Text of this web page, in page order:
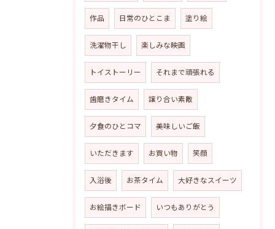
作品 日常のひとこま 塗り絵
洗濯物干し 楽しみな映画
トイストーリー それまで頑張れる
歯磨きタイム 譲り合い素敵
夕食のひとコマ 美味しいご飯
いただきます お買い物 笑顔
入浴後 お茶タイム 大好きなスイーツ
お絵描きボード いつもありがとう